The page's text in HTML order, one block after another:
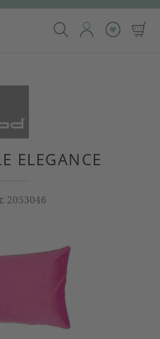
ELEGANCE
2053046